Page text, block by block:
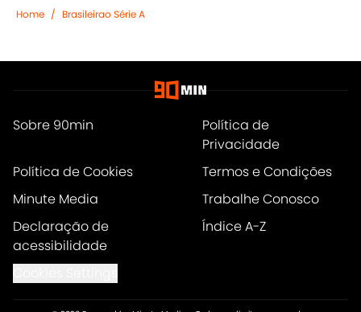
Home / Brasileirao Série A
Sobre 90min
Política de
Privacidade
Política de Cookies
Termos e Condições
Minute Media
Trabalhe Conosco
Declaração de
acessibilidade
Índice A-Z